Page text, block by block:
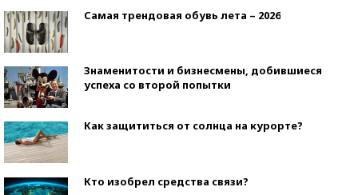
Самая трендовая обувь лета – 2026
Знаменитости и бизнесмены, добившиеся
успеха со второй попытки
Как защититься от солнца на курорте?
Кто изобрел средства связи?